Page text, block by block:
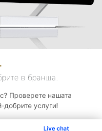
Live chat
в бранша.
Проверете нашата
добрите услуги!